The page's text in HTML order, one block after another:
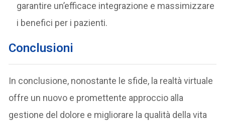
garantire un’efficace integrazione e massimizzare
i benefici per i pazienti.
Conclusioni
In conclusione, nonostante le sfide, la realtà virtuale
offre un nuovo e promettente approccio alla
gestione del dolore e migliorare la qualità della vita